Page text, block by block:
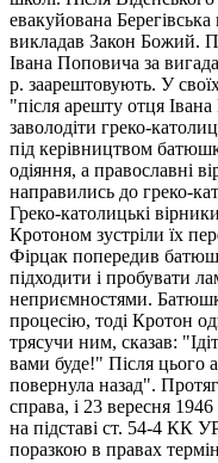
евакуйована
викладав Закон Божий.
Івана Поповича за
р. заарештовують. У
"після арешту отця
заволодіти греко-
під керівництвом
одіяння, а православні
направились до греко-
Греко-католицькі
Кротоном зустріли їх
Фірцак попередив
підходити і пробувати
неприємностями.
процесію, тоді Кротон
трясучи ним, сказав:
вами буде!" Після цього
повернула назад".
справа, і 23 вересня
на підставі ст. 54-4 КК
поразкою в правах